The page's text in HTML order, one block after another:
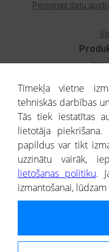
Kredītizziņa
Personas datu
® CREDITREFORM Latvija
SIA
Portāla ietvaros saņemtajai
Tīmekļa vietne
tehniskās darbības
Tās tiek iestatītas
lietotāja
papildus var tikt
uzzinātu vairāk,
lietošanas politiku.
izmantošanai,